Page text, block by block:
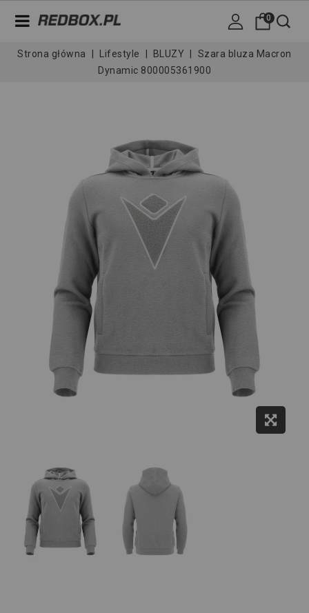
0
Strona główna Lifestyle BLUZY
Szara bluza Macron
Dynamic 800005361900